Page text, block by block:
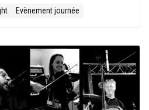
Evènement journée